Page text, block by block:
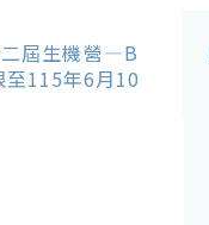
屆生機營—B
115年6月10